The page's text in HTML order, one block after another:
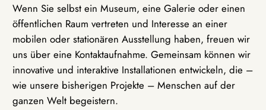
Wenn Sie selbst ein Museum, eine Galerie oder einen
öffentlichen Raum vertreten und Interesse an einer
mobilen oder stationären Ausstellung haben, freuen wir
uns über eine Kontaktaufnahme. Gemeinsam können wir
innovative und interaktive Installationen entwickeln, die –
wie unsere bisherigen Projekte – Menschen auf der
ganzen Welt begeistern.